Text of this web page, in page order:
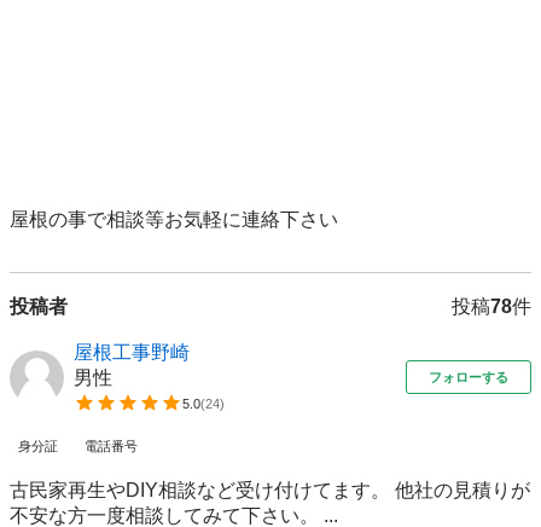
屋根の事で相談等お気軽に連絡下さい
投稿者 投稿78件
屋根工事野崎
男性
5.0(24)
フォローする
身分証 電話番号
古民家再生やDIY相談など受け付けてます。 他社の見積りが
不安な方一度相談してみて下さい。 ...